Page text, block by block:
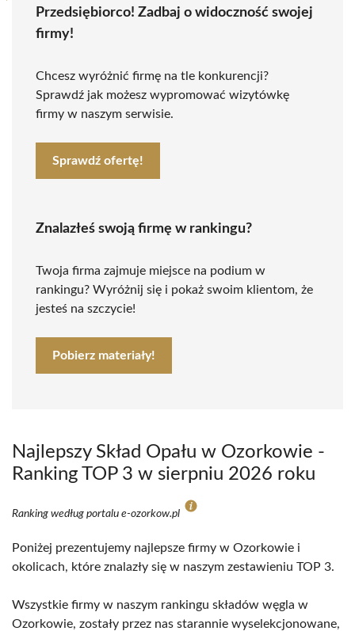
Przedsiębiorco! Zadbaj o widoczność swojej
firmy!
Chcesz wyróżnić firmę na tle konkurencji?
Sprawdź jak możesz wypromować wizytówkę
firmy w naszym serwisie.
Sprawdź ofertę!
Znalazłeś swoją firmę w rankingu?
Twoja firma zajmuje miejsce na podium w
rankingu? Wyróżnij się i pokaż swoim klientom, że
jesteś na szczycie!
Pobierz materiały!
Najlepszy Skład Opału w Ozorkowie -
Ranking TOP 3 w sierpniu 2026 roku
Ranking według portalu e-ozorkow.pl
Poniżej prezentujemy najlepsze firmy w Ozorkowie i
okolicach, które znalazły się w naszym zestawieniu TOP 3.
Wszystkie firmy w naszym rankingu składów węgla w
Ozorkowie, zostały przez nas starannie wyselekcjonowane,